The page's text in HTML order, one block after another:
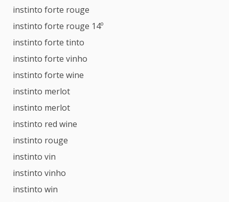
instinto forte rouge
instinto forte rouge 14º
instinto forte tinto
instinto forte vinho
instinto forte wine
instinto merlot
instinto merlot
instinto red wine
instinto rouge
instinto vin
instinto vinho
instinto win